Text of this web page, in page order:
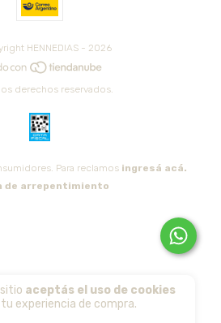
aceptás el uso de cookies
experiencia de compra.
HENNEDIAS - 2026
derechos reservados.
Para reclamos ingresá acá.
de arrepentimiento